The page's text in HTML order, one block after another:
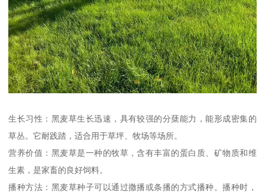
生长习性：黑麦草生长迅速，具有较强的分蘖能力，能形成密集的
草丛。它耐践踏，适合用于草坪、牧场等场所。
营养价值：黑麦草是一种的牧草，含有丰富的蛋白质、矿物质和维
生素，是家畜的良好饲料。
播种方法：黑麦草种子可以通过撒播或条播的方式播种。播种时，